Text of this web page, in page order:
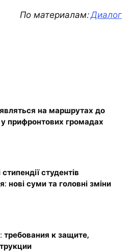
По материалам:Диалог
на маршрутах до
прифронтових громадах
студентів
нові суми та головні зміни
к защите,